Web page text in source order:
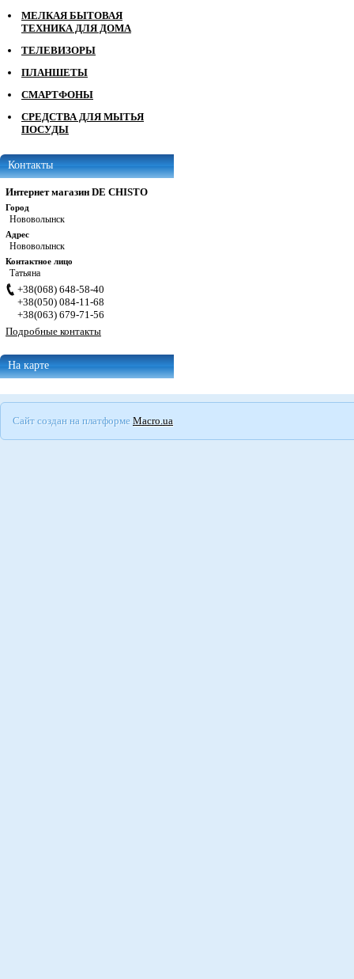
МЕЛКАЯ БЫТОВАЯ
ТЕХНИКА ДЛЯ ДОМА
ТЕЛЕВИЗОРЫ
ПЛАНШЕТЫ
СМАРТФОНЫ
СРЕДСТВА ДЛЯ МЫТЬЯ
ПОСУДЫ
Контакты
Интернет магазин DE CHISTO
Город
Нововолынск
Адрес
Нововолынск
Контактное лицо
Татьяна
+38(068) 648-58-40
+38(050) 084-11-68
+38(063) 679-71-56
Подробные контакты
На карте
Сайт создан на платформе Macro.ua